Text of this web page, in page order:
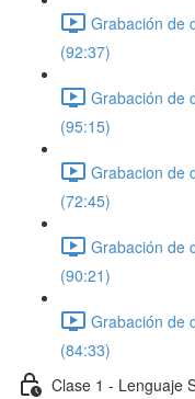
Grabación de
(92:37)
Grabación de
(95:15)
Grabacion de
(72:45)
Grabación de
(90:21)
Grabación de
(84:33)
Clase 1 - Lenguaje